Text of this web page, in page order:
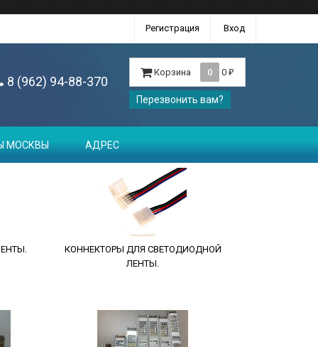
Регистрация Вход
8 (962) 94-88-370
Корзина 0 0 ₽
Перезвонить вам?
МОСКВЫ АДРЕС
КОННЕКТОРЫ ДЛЯ СВЕТОДИОДНОЙ
ЛЕНТЫ.